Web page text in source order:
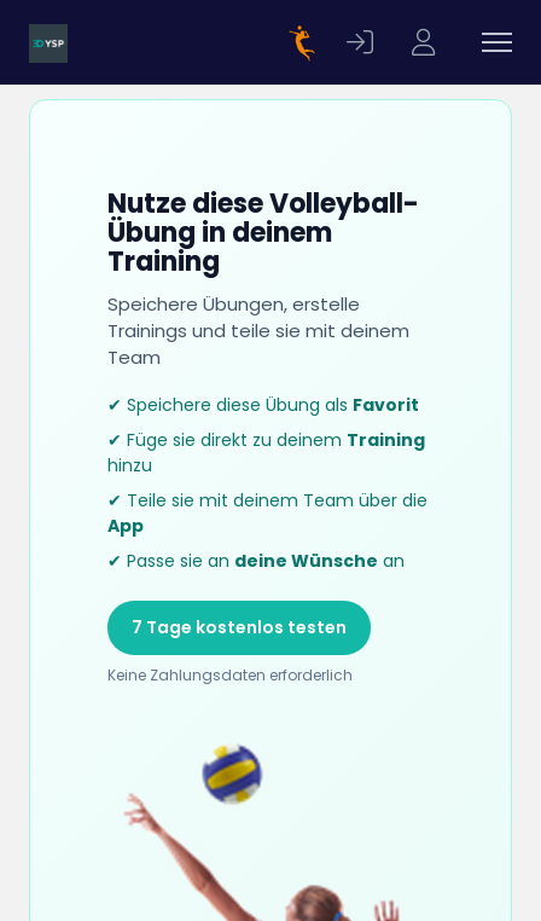
Nutze diese Volleyball-
Übung in deinem
Training
Speichere Übungen, erstelle
Trainings und teile sie mit deinem
Team
✔ Speichere diese Übung als Favorit
✔ Füge sie direkt zu deinem Training
hinzu
✔ Teile sie mit deinem Team über die
App
✔ Passe sie an deine Wünsche an
7 Tage kostenlos testen
Keine Zahlungsdaten erforderlich